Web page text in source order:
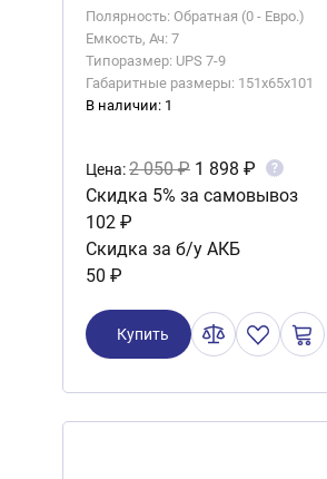
Полярность: Обратная (0 - Евро.)
Емкость, Ач: 7
Типоразмер: UPS 7-9
Габаритные размеры: 151x65x101
В наличии: 1
Цена:2 050 ₽ 1 898 ₽ ?
Скидка 5% за самовывоз
102 ₽
Скидка за б/у АКБ
50 ₽
Купить